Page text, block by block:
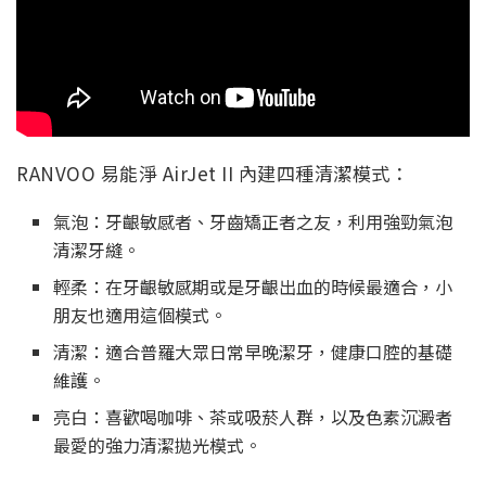
RANVOO 易能淨 AirJet II 內建四種清潔模式：
氣泡：牙齦敏感者、牙齒矯正者之友，利用強勁氣泡
清潔牙縫。
輕柔：在牙齦敏感期或是牙齦出血的時候最適合，小
朋友也適用這個模式。
清潔：適合普羅大眾日常早晚潔牙，健康口腔的基礎
維護。
亮白：喜歡喝咖啡、茶或吸菸人群，以及色素沉澱者
最愛的強力清潔拋光模式。